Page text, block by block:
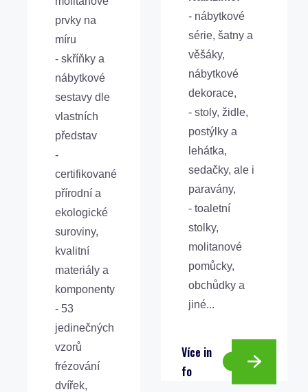
prvky na
míru
- skříňky a
nábytkové
sestavy dle
vlastních
představ
-
certifikované
přírodní a
ekologické
suroviny,
kvalitní
materiály a
komponenty
- 53
jedinečných
vzorů
frézování
dvířek,
- nábytkové
série, šatny a
věšáky,
nábytkové
dekorace,
- stoly, židle,
postýlky a
lehátka,
sedačky, ale i
paravány,
- toaletní
stolky,
molitanové
pomůcky,
obchůdky a
jiné...
Více in
fo